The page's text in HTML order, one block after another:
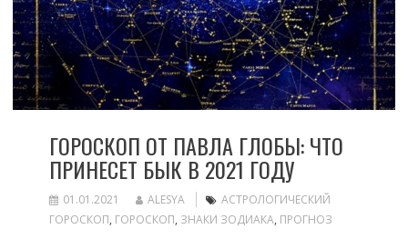
ГОРОСКОП ОТ ПАВЛА ГЛОБЫ: ЧТО
ПРИНЕСЕТ БЫК В 2021 ГОДУ
01.01.2021 ALESYA
АСТРОЛОГИЧЕСКИЙ
ГОРОСКОП, ГОРОСКОП, ЗНАКИ ЗОДИАКА, ПРОГНОЗ